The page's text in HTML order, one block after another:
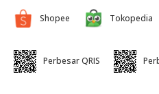
Shopee Tokopedia
Perbesar QRIS